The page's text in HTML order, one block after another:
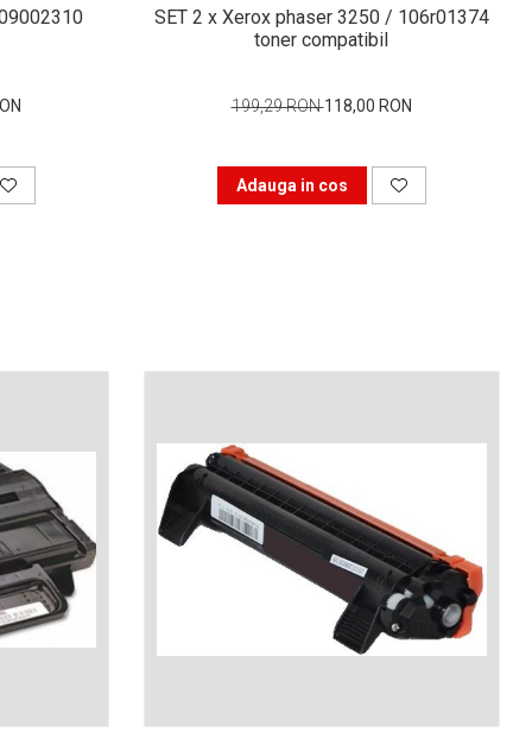
SET 2 x Xerox phaser 3250 / 106r01374
toner compatibil
199,29 RON118,00 RON
Adauga in cos